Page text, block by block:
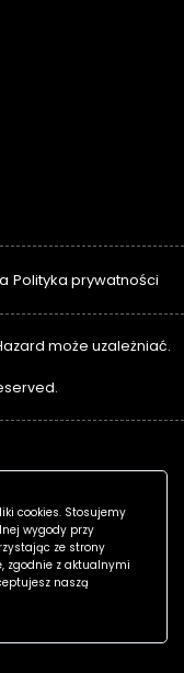
Polityka prywatności
może uzależniać.
cookies. Stosujemy
wygody przy
ze strony
zgodnie z aktualnymi
naszą